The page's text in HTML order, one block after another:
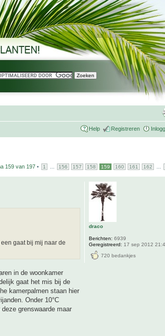
Help Registreren
159 van 197 • 1 156 157 158 159 160 161 162
gaat bij mij naar de
in de woonkamer
gaat het mis bij de
kamerpalmen staan hier
Onder 10°C
grenswaarde maar
draco
Berichten: 6939
Geregistreerd: 17 sep 2012
720 bedankjes